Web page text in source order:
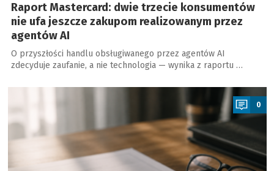
Raport Mastercard: dwie trzecie konsumentów
nie ufa jeszcze zakupom realizowanym przez
agentów AI
O przyszłości handlu obsługiwanego przez agentów AI
zdecyduje zaufanie, a nie technologia — wynika z raportu …
a
0